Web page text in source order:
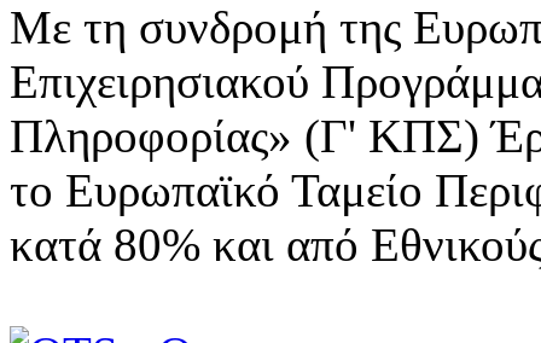
Με τη συνδρομή της
Επιχειρησιακού
Πληροφορίας» (Γ' ΚΠΣ)
το Ευρωπαϊκό Ταμείο
κατά 80% και από